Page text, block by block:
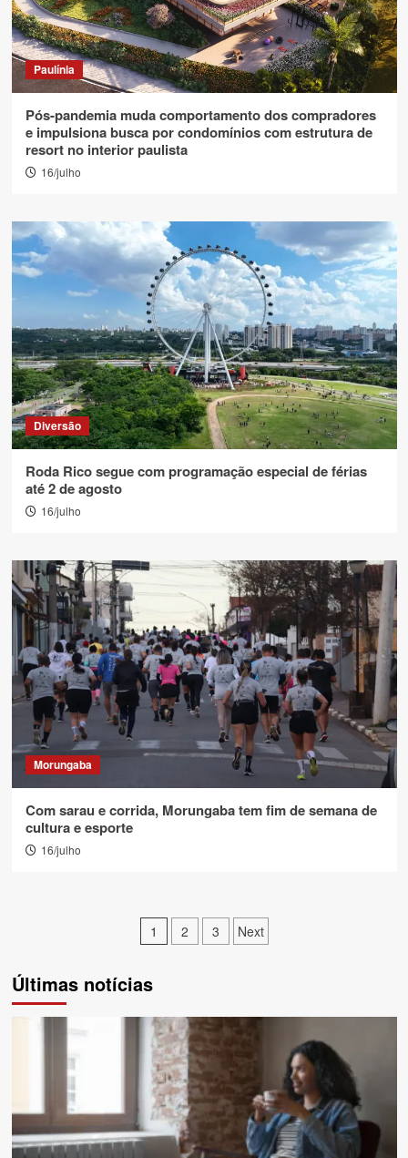
Paulínia
Pós-pandemia muda comportamento dos compradores
e impulsiona busca por condomínios com estrutura de
resort no interior paulista
16/julho
Diversão
Roda Rico segue com programação especial de férias
até 2 de agosto
16/julho
Morungaba
Com sarau e corrida, Morungaba tem fim de semana de
cultura e esporte
16/julho
Paginação
1 2 3 Next
Últimas notícias